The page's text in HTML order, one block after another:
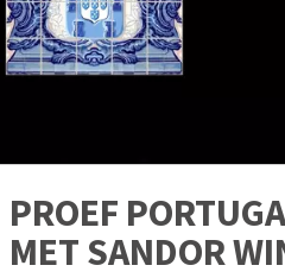
PROEF
MET SANDOR